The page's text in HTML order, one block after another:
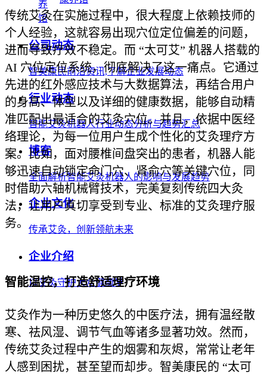
公司动态
智美康民前沿资讯,了解企业发展动态
行业动态
智能艾灸机器人行业动态分析与趋势汇总
博客
全面解析智能艾灸机器人的影响与发展趋势
企业文化
传承艾灸，创新领航未来
企业介绍
以艾灸守护大众健康梦
传统艾灸在实施过程中，很大程度上依赖技师的
个人经验，这就容易出现穴位定位偏差的问题，
进而导致疗效不稳定。而 “太可艾” 机器人搭载的
AI 穴位定位系统，彻底解决了这一痛点。它通过
先进的红外感应技术与大数据算法，再结合用户
的身高、体型以及详细的健康数据，能够自动精
准匹配出最适合的艾灸穴位。并且，依据中医经
络理论，为每一位用户生成个性化的艾灸理疗方
案。比如，面对腰椎间盘突出的患者，机器人能
够迅速自动锁定命门穴、肾俞穴等关键穴位，同
时借助六轴机械臂技术，完美复刻传统四大灸
法，让用户真切享受到专业、标准的艾灸理疗服
务。
智能温控，打造舒适理疗环境
艾灸作为一种历史悠久的中医疗法，拥有温经散
寒、祛风湿、调节气血等诸多显著功效。然而，
传统艾灸过程中产生的烟雾和灰烬，常常让老年
人感到困扰，甚至望而却步。智美康民的 “太可